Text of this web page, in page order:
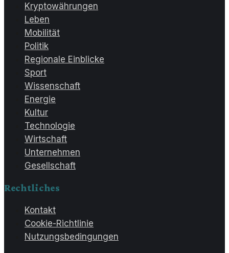
Kryptowährungen
Leben
Mobilität
Politik
Regionale Einblicke
Sport
Wissenschaft
Energie
Kultur
Technologie
Wirtschaft
Unternehmen
Gesellschaft
Rechtliches
Kontakt
Cookie-Richtlinie
Nutzungsbedingungen